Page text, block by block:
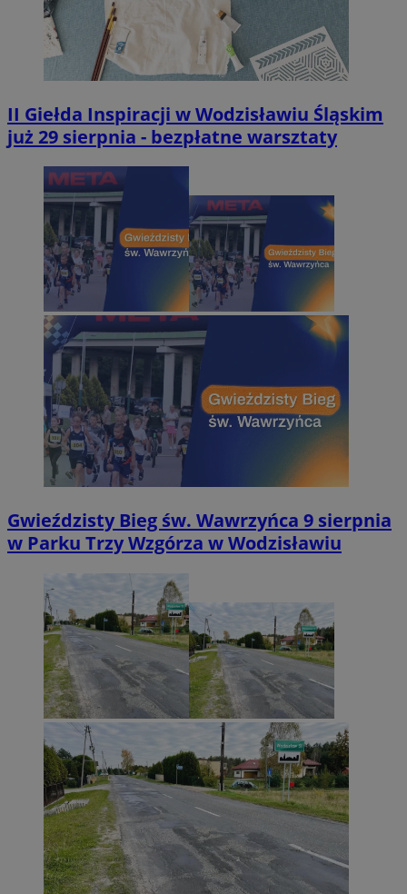
II Giełda Inspiracji w Wodzisławiu Śląskim
już 29 sierpnia - bezpłatne warsztaty
Gwieździsty Bieg św. Wawrzyńca 9 sierpnia
w Parku Trzy Wzgórza w Wodzisławiu